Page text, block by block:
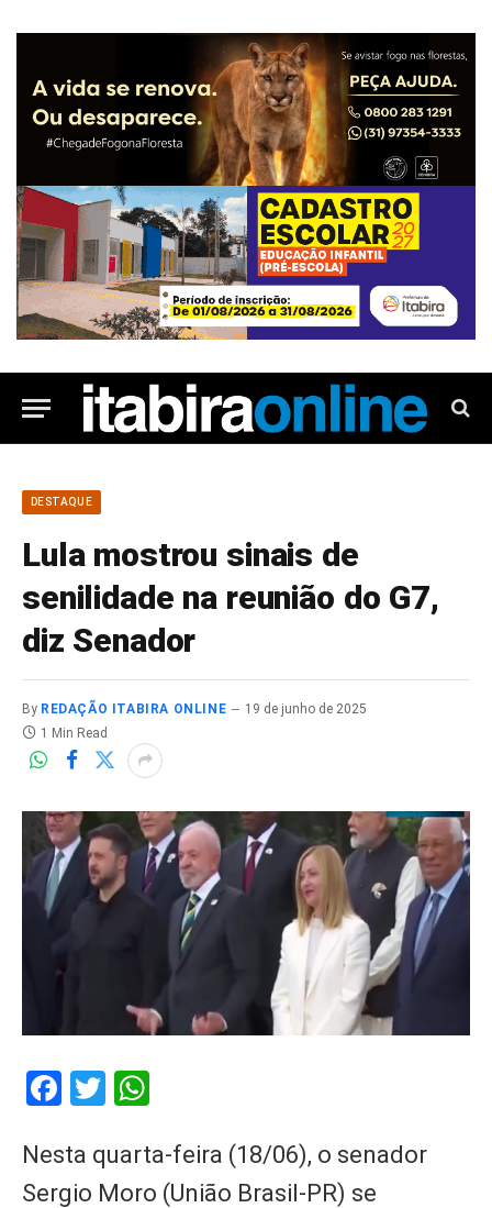
DESTAQUE
Lula mostrou sinais de
senilidade na reunião do G7,
diz Senador
By REDAÇÃO ITABIRA ONLINE
19 de junho de 2025
1 Min Read
Facebook
Twitter
Nesta quarta-feira (18/06), o senador
Sergio Moro (União Brasil-PR) se